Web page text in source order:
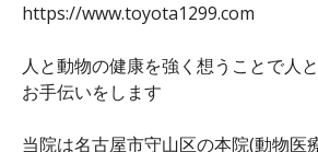
https://www.toyota1299.com
人と動物の健康を強く想うことで人
お手伝いをします
当院は名古屋市守山区の本院(動物医